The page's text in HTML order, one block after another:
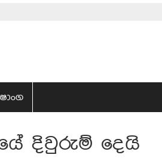
දිවුරුම් දෙයි